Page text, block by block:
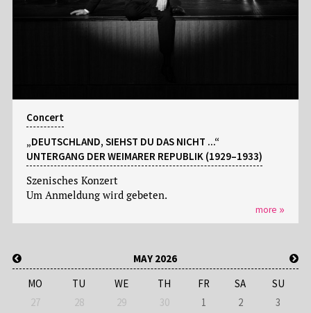
Concert
„DEUTSCHLAND, SIEHST DU DAS NICHT ...“
UNTERGANG DER WEIMARER REPUBLIK (1929–1933)
Szenisches Konzert
Um Anmeldung wird gebeten.
more
MAY 2026
MO
TU WE TH FR SA
SU
27
28 29 30 1 2
3